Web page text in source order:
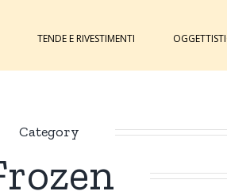
TENDE E RIVESTIMENTI
Category